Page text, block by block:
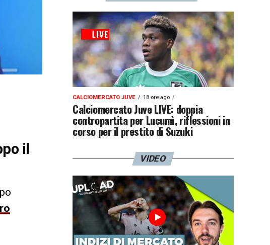
il
CALCIOMERCATO JUVE 18 ore ago
Calciomercato Juve LIVE: doppia
contropartita per Lucumì, riflessioni in
corso per il prestito di Suzuki
VIDEO